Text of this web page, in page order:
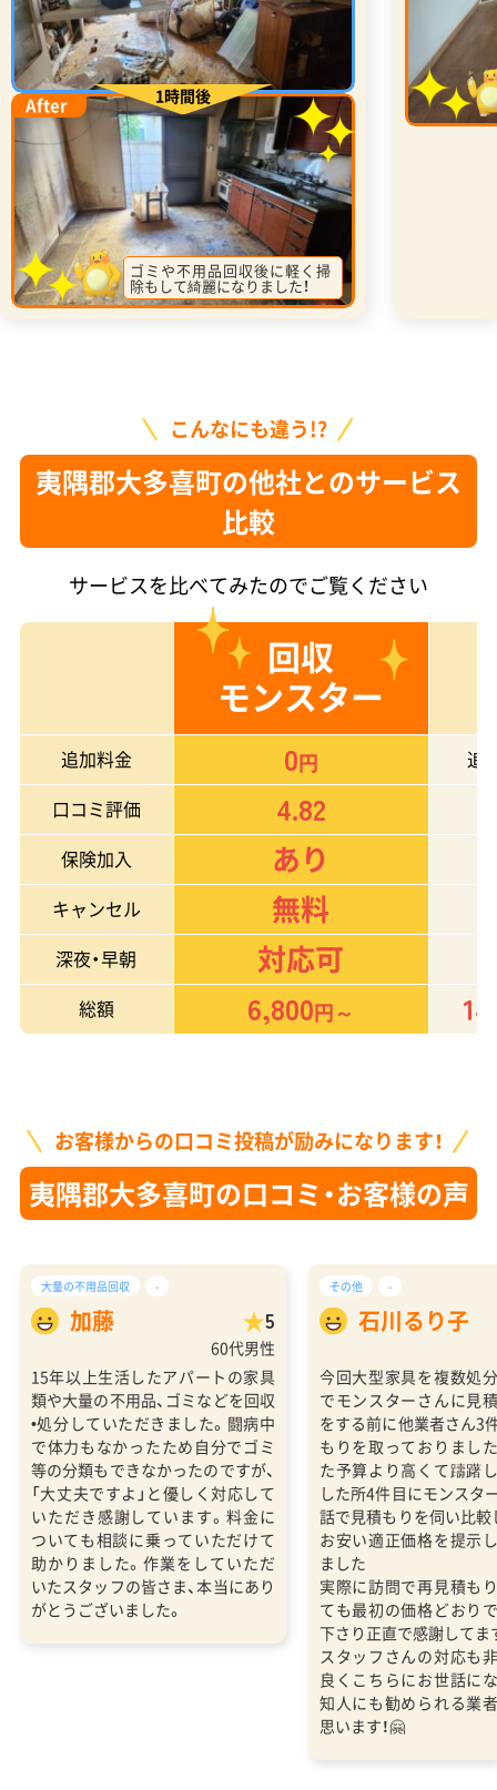
After
ゴミや不用品回収後に軽く掃
除もして綺麗になりました！
1時間後
こんなにも違う!?
夷隅郡大多喜町の他社とのサービス
比較
サービスを比べてみたのでご覧ください
回収
モンスター
追加料金 0円
追
口コミ評価
4.82
保険加入 あり
キャンセル 無料
深夜・早朝 対応可
総額
6,800円～
お客様からの口コミ投稿が励みになります！
夷隅郡大多喜町の口コミ・お客様の声
大量の不用品回収 -
加藤 5
60代男性
15年以上生活したアパートの家具
類や大量の不用品、ゴミなどを回収
•処分していただきました。闘病中
で体力もなかったため自分でゴミ
等の分類もできなかったのですが、
「大丈夫ですよ」と優しく対応して
いただき感謝しています。料金に
ついても相談に乗っていただけて
助かりました。作業をしていただ
いたスタッフの皆さま、本当にあり
がとうございました。
その他 -
石川るり子
今回大型家具を複数処
でモンスターさんに見
をする前に他業者さん3
もりを取っておりまし
た予算より高くて躊躇
した所4件目にモンスタ
話で見積もりを伺い比
お安い適正価格を提示
ました
実際に訪問で再見積も
ても最初の価格どおり
下さり正直で感謝してま
スタッフさんの対応も
良くこちらにお世話に
知人にも勧められる業
思います！🤗